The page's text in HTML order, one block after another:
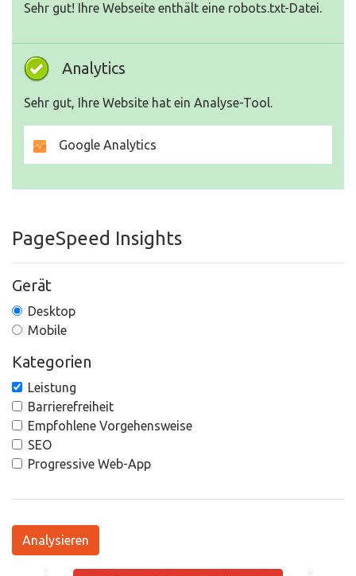
Sehr gut! Ihre Webseite enthält eine robots.txt-Datei.
Analytics
Sehr gut, Ihre Website hat ein Analyse-Tool.
Google Analytics
PageSpeed Insights
Gerät
Desktop
Mobile
Kategorien
Leistung
Barrierefreiheit
Empfohlene Vorgehensweise
SEO
Progressive Web-App
Analysieren